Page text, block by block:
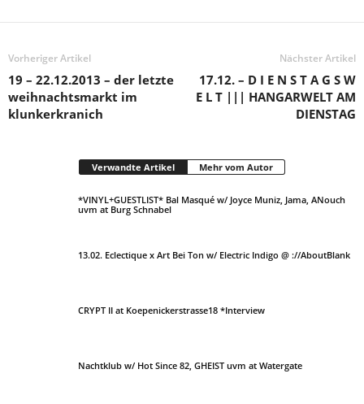
Vorheriger Artikel
19 – 22.12.2013 – der letzte
weihnachtsmarkt im
klunkerkranich
Nächster Artikel
17.12. – D I E N S T A G S W
E L T ||| HANGARWELT AM
DIENSTAG
Verwandte Artikel Mehr vom Autor
*VINYL+GUESTLIST* Bal Masqué w/ Joyce Muniz, Jama, ANouch
uvm at Burg Schnabel
13.02. Eclectique x Art Bei Ton w/ Electric Indigo @ ://AboutBlank
CRYPT II at Koepenickerstrasse18 *Interview
Nachtklub w/ Hot Since 82, GHEIST uvm at Watergate